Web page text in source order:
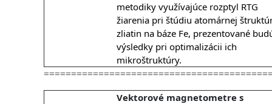
metodiky využívajúce rozptyl RTG
žiarenia pri štúdiu atomárnej
zliatin na báze Fe, prezentované
výsledky pri optimalizácii ich
mikroštruktúry.
Vektorové magnetometre s